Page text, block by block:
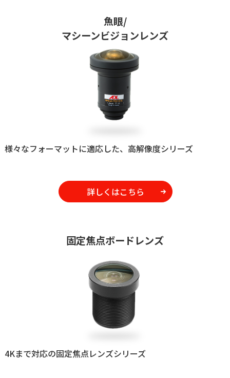
魚眼/
マシーンビジョンレンズ
様々なフォーマットに適応した、高解像度シリーズ
詳しくはこちら
固定焦点ボードレンズ
4Kまで対応の固定焦点レンズシリーズ